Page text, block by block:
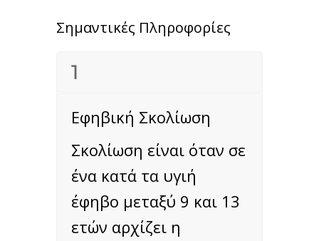
Σημαντικές Πληροφορίες
1
Εφηβική Σκολίωση
Σκολίωση είναι όταν σε
ένα κατά τα υγιή
έφηβο μεταξύ 9 και 13
ετών αρχίζει η